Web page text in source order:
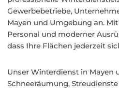
Gewerbebetriebe,
Mayen und Umgebung an.
Personal und moderner
dass Ihre Flächen jederzeit
Unser Winterdienst in Mayen
Schneeräumung,